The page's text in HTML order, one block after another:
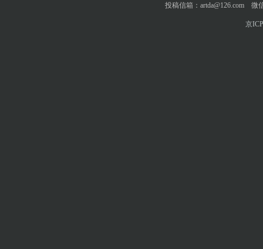
投稿信箱：artda@126.com 微
京